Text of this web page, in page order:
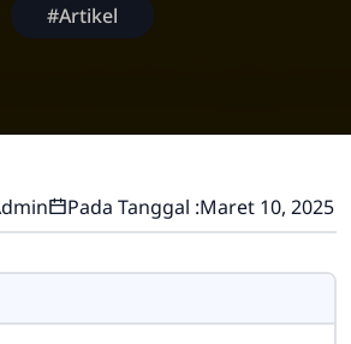
#Artikel
Pada Tanggal :Maret 10, 2025